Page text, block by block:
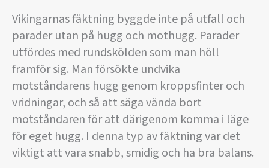
Vikingarnas fäktning byggde inte på utfall och
parader utan på hugg och mothugg. Parader
utfördes med rundskölden som man höll
framför sig. Man försökte undvika
motståndarens hugg genom kroppsfinter och
vridningar, och så att säga vända bort
motståndaren för att därigenom komma i läge
för eget hugg. I denna typ av fäktning var det
viktigt att vara snabb, smidig och ha bra balans.